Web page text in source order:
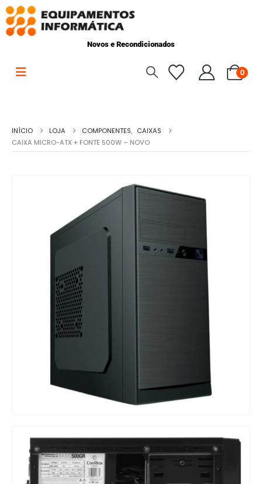
Novos e Recondicionados
0
INÍCIO LOJA COMPONENTES, CAIXAS
CAIXA MICRO-ATX + FONTE 500W – NOVO